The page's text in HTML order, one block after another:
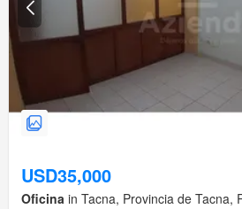
USD35,000
Oficina in Tacna, Provincia de Tacna,